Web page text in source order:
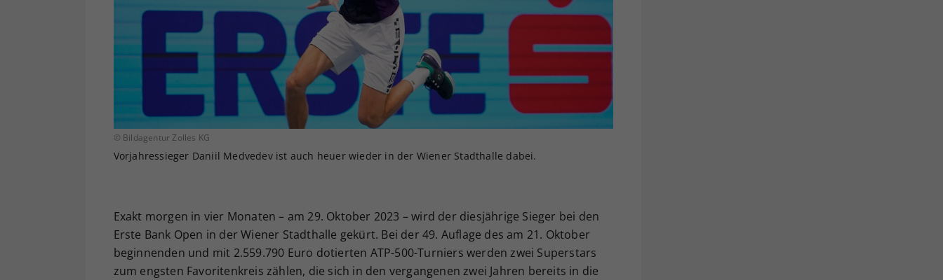
© Bildagentur Zolles KG
Vorjahressieger Daniil Medvedev ist auch heuer wieder in der Wiener Stadthalle dabei.
Exakt morgen in vier Monaten – am 29. Oktober 2023 – wird der diesjährige Sieger bei den
Erste Bank Open in der Wiener Stadthalle gekürt. Bei der 49. Auflage des am 21. Oktober
beginnenden und mit 2.559.790 Euro dotierten ATP-500-Turniers werden zwei Superstars
zum engsten Favoritenkreis zählen, die sich in den vergangenen zwei Jahren bereits in die
Ihrer vorgenommen Einstellungen, falls der
Webseiten-Betreiber dies eingestellt hat.